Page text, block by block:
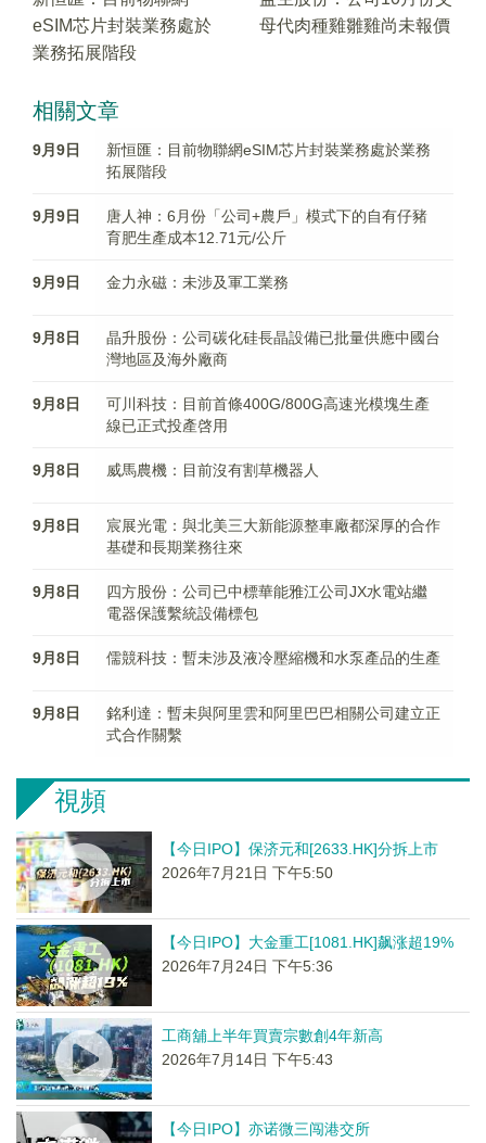
eSIM芯片封裝業務處於
業務拓展階段
母代肉種雞雛雞尚未報價
相關文章
9月9日
新恒匯：目前物聯網eSIM芯片封裝業務處於業務
拓展階段
9月9日
唐人神：6月份「公司+農戶」模式下的自有仔豬
育肥生產成本12.71元/公斤
9月9日 金力永磁：未涉及軍工業務
9月8日
晶升股份：公司碳化硅長晶設備已批量供應中國台
灣地區及海外廠商
9月8日
可川科技：目前首條400G/800G高速光模塊生產
線已正式投產啓用
9月8日 威馬農機：目前沒有割草機器人
9月8日
宸展光電：與北美三大新能源整車廠都深厚的合作
基礎和長期業務往來
9月8日
四方股份：公司已中標華能雅江公司JX水電站繼
電器保護繫統設備標包
9月8日 儒競科技：暫未涉及液冷壓縮機和水泵產品的生產
9月8日
銘利達：暫未與阿里雲和阿里巴巴相關公司建立正
式合作關繫
視頻
【今日IPO】保济元和[2633.HK]分拆上市
2026年7月21日 下午5:50
【今日IPO】大金重工[1081.HK]飙涨超19%
2026年7月24日 下午5:36
工商舖上半年買賣宗數創4年新高
2026年7月14日 下午5:43
【今日IPO】亦诺微三闯港交所